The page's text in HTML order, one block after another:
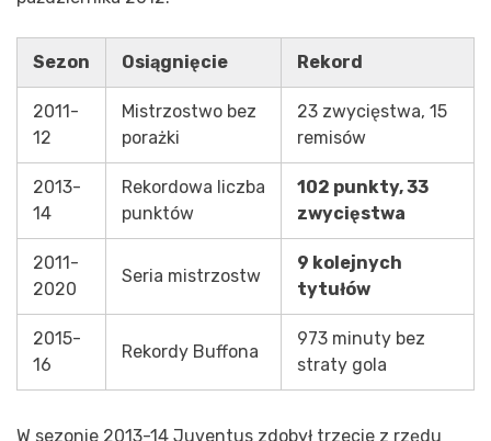
Sezon Osiągnięcie Rekord
2011-
12
Mistrzostwo bez
porażki
23 zwycięstwa, 15
remisów
2013-
14
Rekordowa liczba
punktów
102 punkty, 33
zwycięstwa
2011-
2020
Seria mistrzostw
9 kolejnych
tytułów
2015-
16
Rekordy Buffona
973 minuty bez
straty gola
W sezonie 2013-14 Juventus zdobył trzecie z rzędu